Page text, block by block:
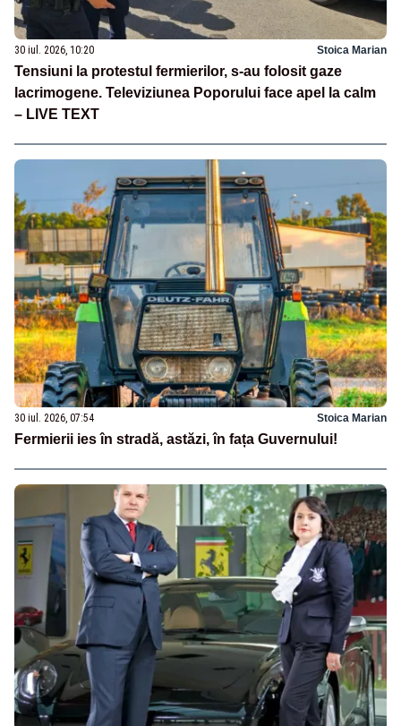
30 iul. 2026, 10:20 Stoica Marian
Tensiuni la protestul fermierilor, s-au folosit gaze
lacrimogene. Televiziunea Poporului face apel la calm
– LIVE TEXT
30 iul. 2026, 07:54 Stoica Marian
Fermierii ies în stradă, astăzi, în fața Guvernului!